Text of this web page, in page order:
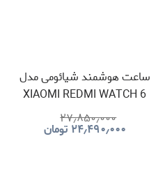
ساعت هوشمند شیائومی مدل
XIAOMI REDMI WATCH 6
۲۷٫۸۵۰٫۰۰۰
۲۴٫۴۹۰٫۰۰۰ تومان